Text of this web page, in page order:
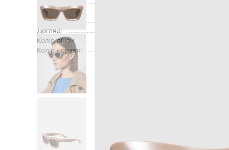
Декор:
Додатково:
Догляд:
Колір лінзи:
Колір оправи: